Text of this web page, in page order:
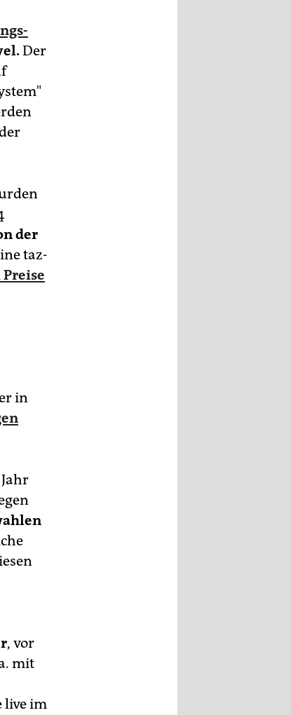
Der
der
taz-
in
, vor
mit
live im